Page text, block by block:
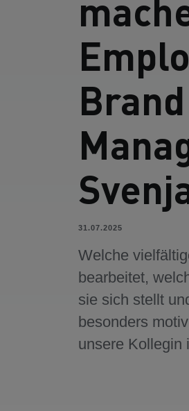
Brand
31.07.2025
Welche
bearbeitet,
sie sich stellt
besonders
unsere Kollegin